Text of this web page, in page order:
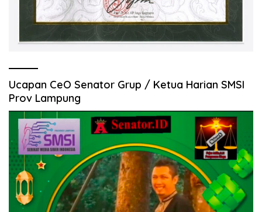
Ucapan CeO Senator Grup / Ketua Harian SMSI
Prov Lampung